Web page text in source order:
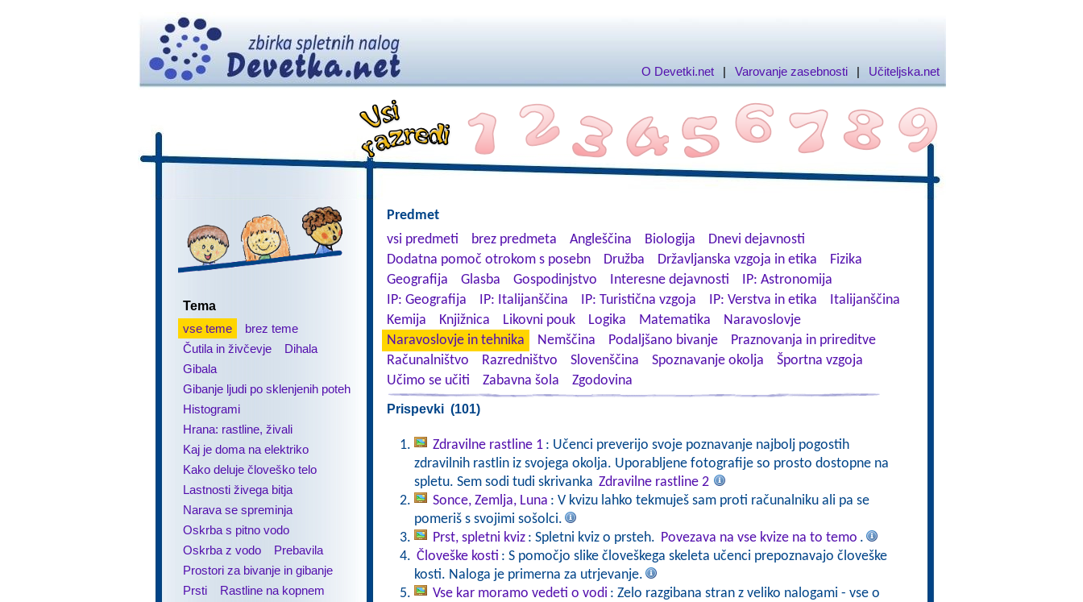
O Devetki.net | Varovanje zasebnosti | Učiteljska.net
Tema
vse teme
brez teme
Čutila in živčevje
Dihala
Gibala
Gibanje ljudi po sklenjenih poteh
Histogrami
Hrana: rastline, živali
Kaj je doma na elektriko
Kako deluje človeško telo
Lastnosti živega bitja
Narava se spreminja
Oskrba s pitno vodo
Oskrba z vodo
Prebavila
Prostori za bivanje in gibanje
Prsti
Rastline na kopnem
Predmet
vsi predmeti
brez predmeta Angleščina Biologija
Dnevi dejavnosti
Dodatna pomoč otrokom s posebn
Družba Državljanska vzgoja in etika
Fizika
Geografija
Glasba Gospodinjstvo Interesne dejavnosti
IP: Astronomija
IP: Geografija
IP: Italijanščina IP: Turistična vzgoja IP: Verstva in etika
Italijanščina
Kemija
Knjižnica Likovni pouk Logika Matematika
Naravoslovje
Naravoslovje in tehnika
Nemščina Podaljšano bivanje
Praznovanja in prireditve
Računalništvo
Razredništvo Slovenščina Spoznavanje okolja
Športna vzgoja
Učimo se učiti
Zabavna šola Zgodovina
Prispevki (101)
Zdravilne rastline 1 : Učenci preverijo svoje poznavanje najbolj pogostih
zdravilnih rastlin iz svojega okolja. Uporabljene fotografije so prosto dostopne na
spletu. Sem sodi tudi skrivanka Zdravilne rastline 2
Sonce, Zemlja, Luna : V kvizu lahko tekmuješ sam proti računalniku ali pa se
pomeriš s svojimi sošolci.
Prst, spletni kviz : Spletni kviz o prsteh. Povezava na vse kvize na to temo .
Človeške kosti : S pomočjo slike človeškega skeleta učenci prepoznavajo človeške
kosti. Naloga je primerna za utrjevanje.
Vse kar moramo vedeti o vodi : Zelo razgibana stran z veliko nalogami - vse o